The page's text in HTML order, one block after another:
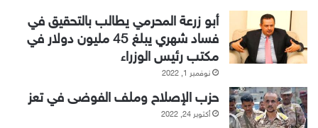
أبو زرعة المحرمي يطالب بالتحقيق في
فساد شهري يبلغ 45 مليون دولار في
مكتب رئيس الوزراء
نوفمبر 1, 2022
حزب الإصلاح وملف الفوضى في تعز
أكتوبر 24, 2022